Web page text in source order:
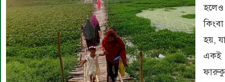
হলেও
হয়,
একই